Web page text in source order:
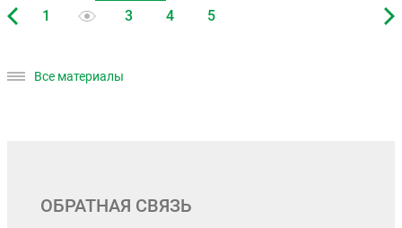
Все материалы
ОБРАТНАЯ СВЯЗЬ